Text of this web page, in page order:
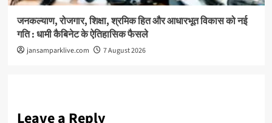
जनकल्याण, रोजगार, शिक्षा, श्रमिक हित और आधारभूत विकास को नई
गति : धामी कैबिनेट के ऐतिहासिक फैसले
jansamparklive.com 7 August 2026
Leave a Reply